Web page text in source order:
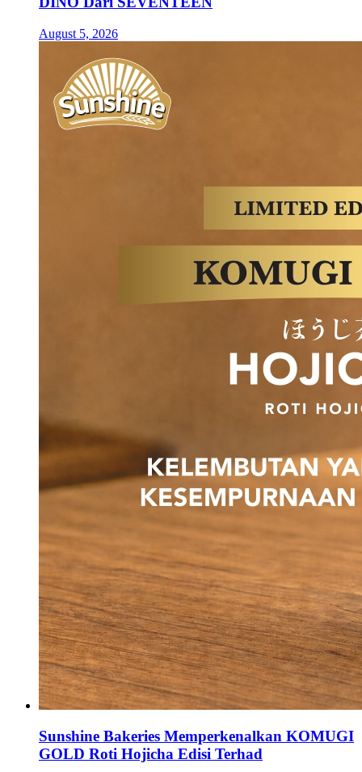
August 5, 2026
Sunshine Bakeries Memperkenalkan KOMUGI
GOLD Roti Hojicha Edisi Terhad